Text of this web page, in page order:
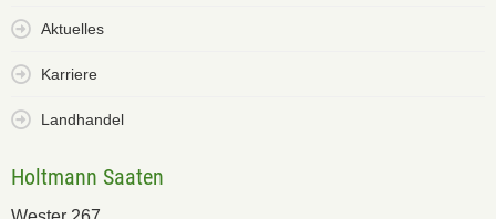
Aktuelles
Karriere
Landhandel
Holtmann Saaten